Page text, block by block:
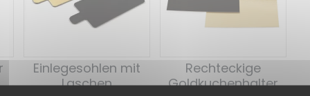
Einlegesohlen mit
Laschen
Rechteckige
Goldkuchenhalter